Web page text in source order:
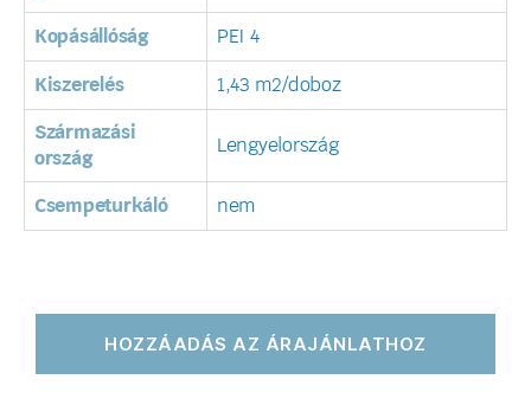
Kopásállóság PEI 4
Kiszerelés 1,43 m2/doboz
Származási
ország
Lengyelország
Csempeturkáló nem
HOZZÁADÁS AZ ÁRAJÁNLATHOZ